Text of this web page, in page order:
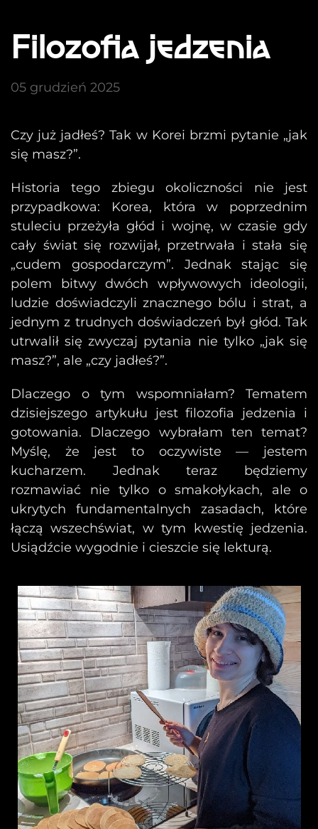
Filozofia jedzenia
05 grudzień 2025
Czy już jadłeś? Tak w Korei brzmi pytanie „jak
się masz?”.
Historia tego zbiegu okoliczności nie jest
przypadkowa: Korea, która w poprzednim
stuleciu przeżyła głód i wojnę, w czasie gdy
cały świat się rozwijał, przetrwała i stała się
„cudem gospodarczym”. Jednak stając się
polem bitwy dwóch wpływowych ideologii,
ludzie doświadczyli znacznego bólu i strat, a
jednym z trudnych doświadczeń był głód. Tak
utrwalił się zwyczaj pytania nie tylko „jak się
masz?”, ale „czy jadłeś?”.
Dlaczego o tym wspomniałam? Tematem
dzisiejszego artykułu jest filozofia jedzenia i
gotowania. Dlaczego wybrałam ten temat?
Myślę, że jest to oczywiste — jestem
kucharzem. Jednak teraz będziemy
rozmawiać nie tylko o smakołykach, ale o
ukrytych fundamentalnych zasadach, które
łączą wszechświat, w tym kwestię jedzenia.
Usiądźcie wygodnie i cieszcie się lekturą.